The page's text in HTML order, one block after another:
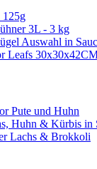
3L - 3 kg
Auswahl in
Leafs
Pute und Huhn
Huhn & Kürbis in
Lachs & Brokkoli